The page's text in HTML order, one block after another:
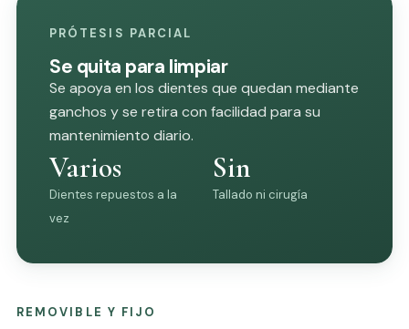
PRÓTESIS PARCIAL
Se quita para limpiar
Se apoya en los dientes que quedan mediante
ganchos y se retira con facilidad para su
mantenimiento diario.
Varios
Dientes repuestos a la
vez
Sin
Tallado ni cirugía
REMOVIBLE Y FIJO